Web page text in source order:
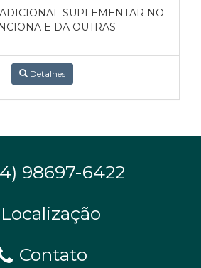
SUPLEMENTAR NO
E DA OUTRAS
Detalhes
98697-6422
Localização
Contato